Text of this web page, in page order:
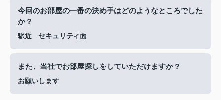
今回のお部屋の一番の決め手はどのようなところでした
か？
駅近 セキュリティ面
また、当社でお部屋探しをしていただけますか？
お願いします